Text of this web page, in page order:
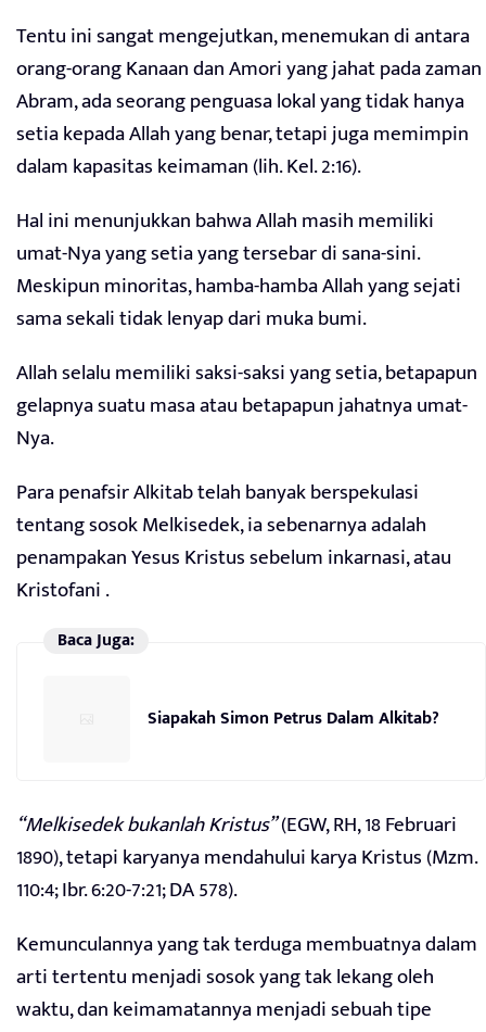
Tentu ini sangat mengejutkan, menemukan di antara
orang-orang Kanaan dan Amori yang jahat pada zaman
Abram, ada seorang penguasa lokal yang tidak hanya
setia kepada Allah yang benar, tetapi juga memimpin
dalam kapasitas keimaman (lih. Kel. 2:16).
Hal ini menunjukkan bahwa Allah masih memiliki
umat-Nya yang setia yang tersebar di sana-sini.
Meskipun minoritas, hamba-hamba Allah yang sejati
sama sekali tidak lenyap dari muka bumi.
Allah selalu memiliki saksi-saksi yang setia, betapapun
gelapnya suatu masa atau betapapun jahatnya umat-
Nya.
Para penafsir Alkitab telah banyak berspekulasi
tentang sosok Melkisedek, ia sebenarnya adalah
penampakan Yesus Kristus sebelum inkarnasi, atau
Kristofani .
Baca Juga:
Siapakah Simon Petrus Dalam Alkitab?
“Melkisedek bukanlah Kristus”(EGW, RH, 18 Februari
1890), tetapi karyanya mendahului karya Kristus (Mzm.
110:4; Ibr. 6:20-7:21; DA 578).
Kemunculannya yang tak terduga membuatnya dalam
arti tertentu menjadi sosok yang tak lekang oleh
waktu, dan keimamatannya menjadi sebuah tipe